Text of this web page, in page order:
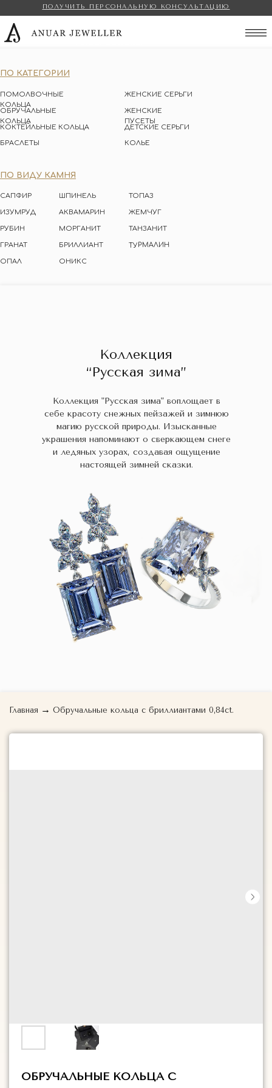
ПОЛУЧИТЬ ПЕРСОНАЛЬНУЮ КОНСУЛЬТАЦИЮ
ПО КАТЕГОРИИ
ПОМОЛВОЧНЫЕ
КОЛЬЦА
ОБРУЧАЛЬНЫЕ
КОЛЬЦА
ЖЕНСКИЕ СЕРЬГИ
КОКТЕЙЛЬНЫЕ КОЛЬЦА
ЖЕНСКИЕ
ПУСЕТЫ
ДЕТСКИЕ СЕРЬГИ
БРАСЛЕТЫ
КОЛЬЕ
ПО ВИДУ КАМНЯ
САПФИР
ИЗУМРУД
ШПИНЕЛЬ
РУБИН
АКВАМАРИН
МОРГАНИТ
ГРАНАТ БРИЛЛИАНТ
ТОПАЗ
ЖЕМЧУГ
ТУРМАЛИН
ТАНЗАНИТ
ОНИКС
ОПАЛ
Коллекция
“Русская зима”
Коллекция "Русская зима" воплощает в
себе красоту снежных пейзажей и зимнюю
магию русской природы. Изысканные
украшения напоминают о сверкающем снеге
и ледяных узорах, создавая ощущение
настоящей зимней сказки.
Главная → Обручальные кольца с бриллиантами 0,84ct.
ОБРУЧАЛЬНЫЕ КОЛЬЦА С